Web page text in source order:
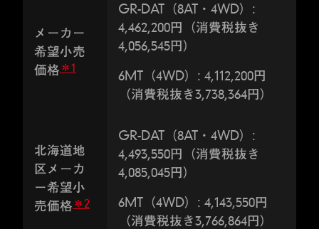
メーカー
希望小売
価格 ＊1
GR-DAT（8AT・4WD）:
4,462,200円（消費税抜き
4,056,545円）
6MT（4WD）: 4,112,200円
（消費税抜き3,738,364円）
北海道地
区メーカ
ー希望小
売価格 ＊2
GR-DAT（8AT・4WD）:
4,493,550円（消費税抜き
4,085,045円）
6MT（4WD）: 4,143,550円
（消費税抜き3,766,864円）